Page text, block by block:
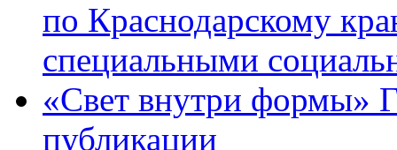
по Краснодарскому
специальными
«Свет внутри формы»
публикации